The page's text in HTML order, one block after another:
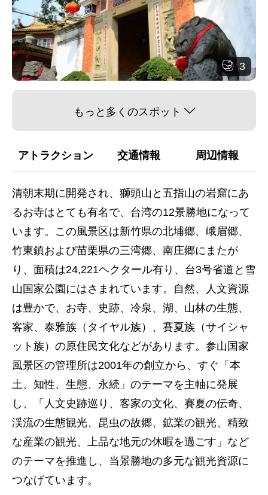
3
もっと多くのスポット
アトラクション 交通情報 周辺情報
清朝末期に開発され、獅頭山と五指山の岩窟にあ
るお寺はとても有名で、台湾の12景勝地になって
います。この風景区は新竹県の北埔郷、峨眉郷、
竹東鎮および苗栗県の三湾郷、南庄郷にまたが
り、面積は24,221ヘクタール有り、台3号省道と雪
山国家公園にはさまれています。自然、人文資源
は豊かで、お寺、史跡、冷泉、湖、山林の生態、
客家、泰雅族（タイヤル族）、賽夏族（サイシャ
ット族）の原住民文化などがあります。参山国家
風景区の管理所は2001年の創立から、すぐ「本
土、知性、生態、永続」のテーマを主軸に発展
し、「人文史跡巡り、客家の文化、賽夏の伝奇、
渓流の生態観光、昆虫の故郷、鉱業の観光、精致
な産業の観光、上品な地元の休暇を過ごす」など
のテーマを推進し、当景勝地の多元な観光資源に
つなげています。